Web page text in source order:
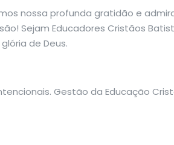
nossa profunda gratidão e
Sejam Educadores Cristãos
de Deus.
Gestão da Educação